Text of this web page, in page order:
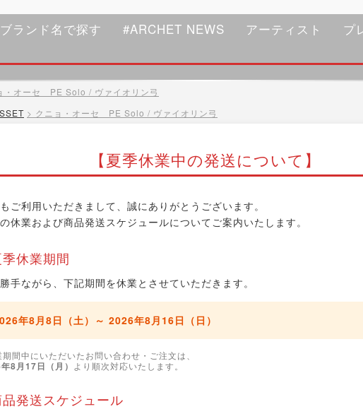
ブランド名で探す #ARCHET NEWS アーティスト プ
・オーセ PE Solo / ヴァイオリン弓
クニョ・オーセ PE Solo / ヴァイオリン弓
【夏季休業中の発送について】
ご利用いただきまして、誠にありがとうございます。
休業および商品発送スケジュールについてご案内いたします。
休業期間
手ながら、下記期間を休業とさせていただきます。
年8月8日（土）～ 2026年8月16日（日）
間中にいただいたお問い合わせ・ご注文は、
8月17日（月） より順次対応いたします。
発送スケジュール